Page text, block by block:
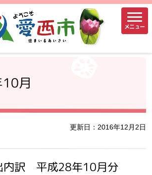
メニュー
月
更新日：2016年12月2日
内訳 平成28年10月分